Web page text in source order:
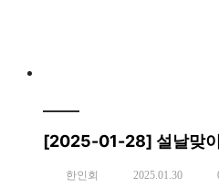
[2025-01-28] 설날맞
한인회 2025.01.30